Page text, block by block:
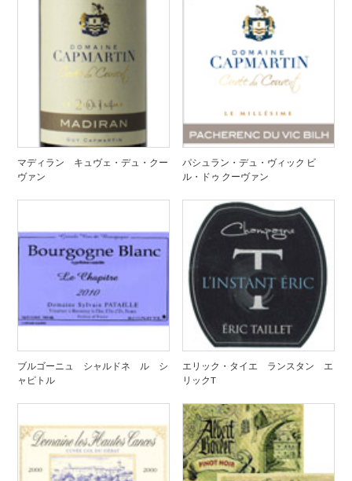
マディラン キュヴェ・デュ・クー
ヴァン
パシュラン・デュ・ヴィック ビ
ル・ドゥ クーヴァン
ブルゴーニュ シャルドネ ル シ
ャピトル
エリック・タイエ ランスタン エ
リックT